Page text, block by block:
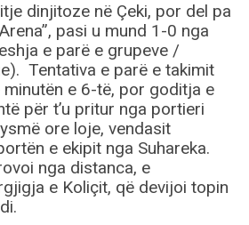
dinjitoze në Çeki, por del pa
pasi u mund 1-0 nga
e parë e grupeve /
Tentativa e parë e takimit
e 6-të, por goditja e
për t’u pritur nga portieri
ore loje, vendasit
e ekipit nga Suhareka.
nga distanca, e
e Koliçit, që devijoi topin